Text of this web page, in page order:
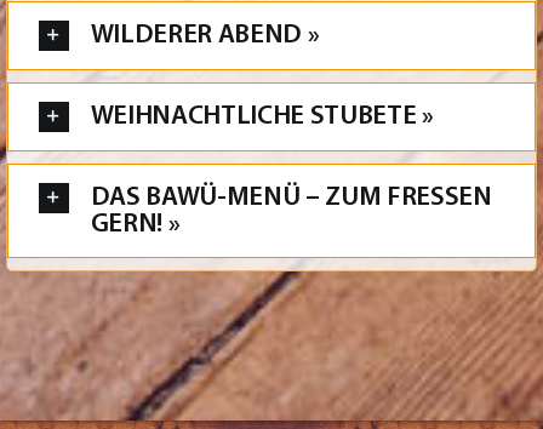
WILDERER ABEND »
WEIHNACHTLICHE STUBETE »
DAS BAWÜ-MENÜ – ZUM FRESSEN
GERN! »